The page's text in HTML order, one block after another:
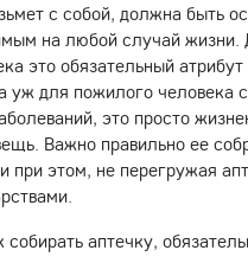
с собой, должна быть
на любой случай жизни.
это обязательный атрибут
уж для пожилого человека
это просто
Важно правильно ее
при этом, не перегружая
аптечку,